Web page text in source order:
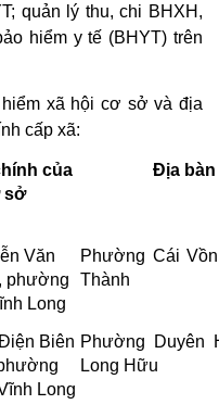
quản lý thu, chi BHXH,
hiểm y tế (BHYT) trên
xã hội cơ sở và địa
cấp xã:
của
sở
Địa bàn
Văn
phường
Long
Phường Cái
Thành
Biên
Long
Phường Duyên
Long Hữu